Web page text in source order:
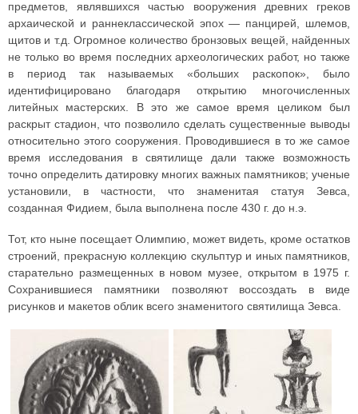
предметов, являвшихся частью вооружения древних греков
архаической и раннеклассической эпох — панцирей, шлемов,
щитов и т.д. Огромное количество бронзовых вещей, найденных
не только во время последних археологических работ, но также
в период так называемых «больших раскопок», было
идентифицировано благодаря открытию многочисленных
литейных мастерских. В это же самое время целиком был
раскрыт стадион, что позволило сделать существенные выводы
относительно этого сооружения. Проводившиеся в то же самое
время исследования в святилище дали также возможность
точно определить датировку многих важных памятников; ученые
установили, в частности, что знаменитая статуя Зевса,
созданная Фидием, была выполнена после 430 г. до н.э.
Тот, кто ныне посещает Олимпию, может видеть, кроме остатков
строений, прекрасную коллекцию скульптур и иных памятников,
старательно размещенных в новом музее, открытом в 1975 г.
Сохранившиеся памятники позволяют воссоздать в виде
рисунков и макетов облик всего знаменитого святилища Зевса.